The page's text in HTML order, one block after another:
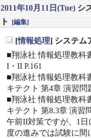
2011年10月11日(Tue) シ
ト
[編集]
[情報処理] システム
■翔泳社 情報処理教科
I・II P.161
■翔泳社 情報処理教科
キテクト 第4章 演習問
■翔泳社 情報処理教科
キテクト 第8.3章 演習
午前II対策ですが、1日
度の進みでは試験に間